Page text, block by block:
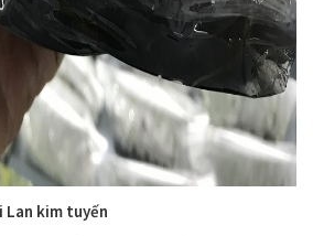
kim tuyến